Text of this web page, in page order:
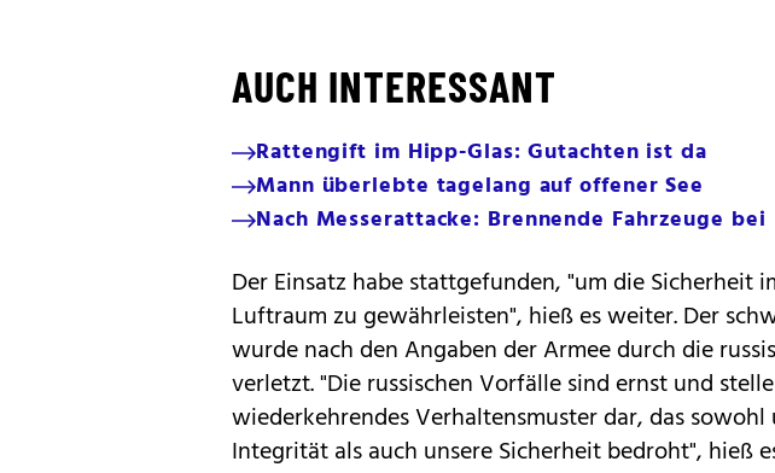
AUCH INTERESSANT
Rattengift im Hipp-Glas: Gutachten ist da
Mann überlebte tagelang auf offener See
Nach Messerattacke: Brennende Fahrzeuge
Der Einsatz habe stattgefunden, "um die Sicherheit
Luftraum zu gewährleisten", hieß es weiter. Der
wurde nach den Angaben der Armee durch die
verletzt. "Die russischen Vorfälle sind ernst und
wiederkehrendes Verhaltensmuster dar, das
Integrität als auch unsere Sicherheit bedroht", hieß